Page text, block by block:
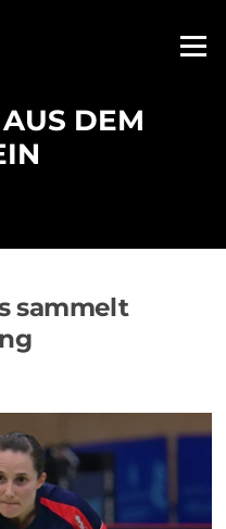
Menü
DEM
sammelt